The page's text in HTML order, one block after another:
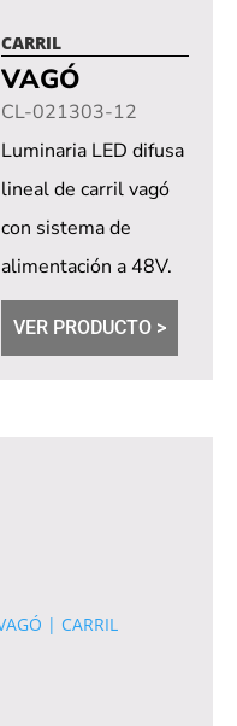
CARRIL
VAGÓ
CL-021303-12
Luminaria LED difusa
lineal de carril vagó
con sistema de
alimentación a 48V.
Dimerización
opcional a través de...
VER PRODUCTO >